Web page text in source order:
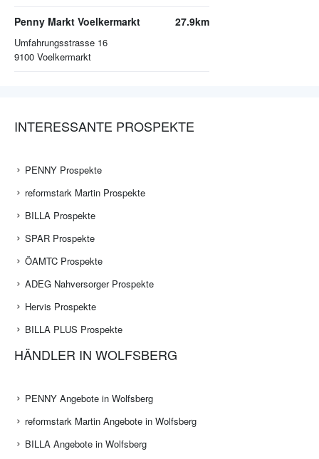
Penny Markt Voelkermarkt
Umfahrungsstrasse 16
9100 Voelkermarkt
27.9km
INTERESSANTE PROSPEKTE
PENNY Prospekte
reformstark Martin Prospekte
BILLA Prospekte
SPAR Prospekte
ÖAMTC Prospekte
ADEG Nahversorger Prospekte
Hervis Prospekte
BILLA PLUS Prospekte
HÄNDLER IN WOLFSBERG
PENNY Angebote in Wolfsberg
reformstark Martin Angebote in Wolfsberg
BILLA Angebote in Wolfsberg